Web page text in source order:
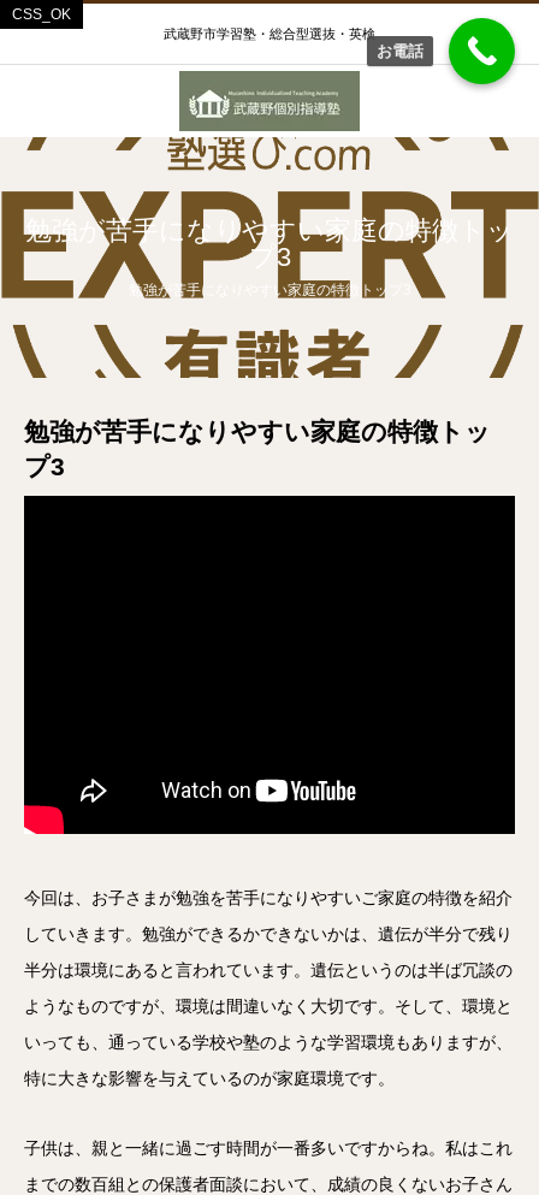
武蔵野市学習塾・総合型選抜・英検
勉強が苦手になりやすい家庭の特徴トッ
プ3
勉強が苦手になりやすい家庭の特徴トップ3
勉強が苦手になりやすい家庭の特徴トッ
プ3
今回は、お子さまが勉強を苦手になりやすいご家庭の特徴を紹介
していきます。勉強ができるかできないかは、遺伝が半分で残り
半分は環境にあると言われています。遺伝というのは半ば冗談の
ようなものですが、環境は間違いなく大切です。そして、環境と
いっても、通っている学校や塾のような学習環境もありますが、
特に大きな影響を与えているのが家庭環境です。
子供は、親と一緒に過ごす時間が一番多いですからね。私はこれ
までの数百組との保護者面談において、成績の良くないお子さん
お電話